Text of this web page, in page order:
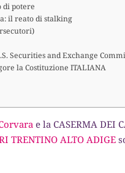
di potere
il reato di stalking
Securities and Exchange
la Costituzione ITALIANA
e la CASERMA DEI
TRENTINO ALTO ADIGE